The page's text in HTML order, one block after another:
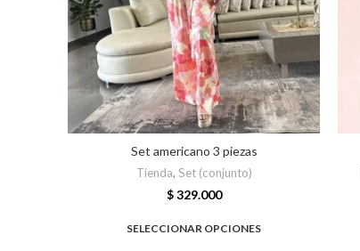
Set americano 3 piezas
Tienda, Set (conjunto)
$329.000
SELECCIONAR OPCIONES